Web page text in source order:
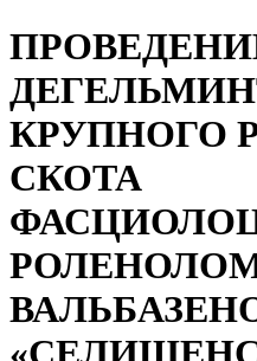
КРУПНОГО
СКОТА